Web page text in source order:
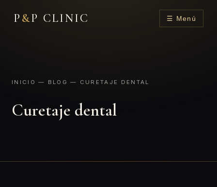
P &P CLINIC ☰ Menú
INICIO — BLOG — CURETAJE DENTAL
Curetaje dental